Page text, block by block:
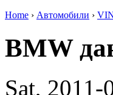
Home › Автомобили ›
BMW
Sat,